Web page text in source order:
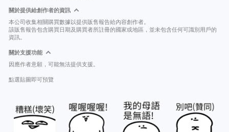
關於提供給創作者的資訊
本公司收集相關購買數據以提供販售報告給內容創作者。
該販售報告包含購買日期及購買者所註冊的國家或地區，並未包含任何可識別用戶的
資訊。
關於支援功能
因應作者意願，可能無法提供支援。
點選貼圖即可預覽